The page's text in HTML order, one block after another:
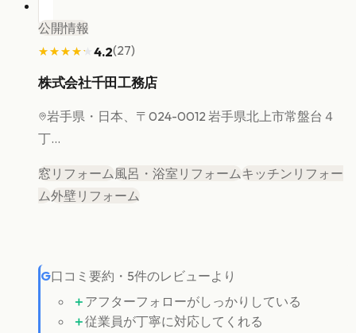
公開情報
★★★★★
★★★★★ 4.2(27)
株式会社千田工務店
岩手県 ・日本、〒024-0012 岩手県北上市常盤台４
丁...
窓リフォーム 風呂・浴室リフォームキッチンリフォー
ム外壁リフォーム
G口コミ要約 ・ 5件のレビューより
＋ アフターフォローがしっかりしている
＋従業員が丁寧に対応してくれる